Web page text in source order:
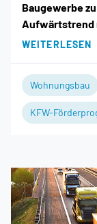
Baugewerbe
Aufwärtstrend
WEITERLESEN
Wohnungsbau
KFW-